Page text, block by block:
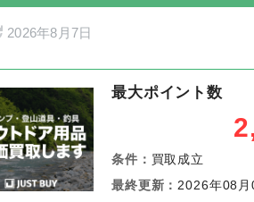
2026年8月7日
最大ポイント数
条件： 買取成立
最終更新 ： 2026年08